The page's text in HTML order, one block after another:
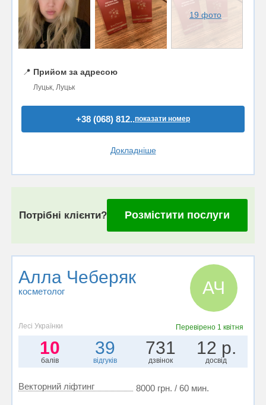
19 фото
📍 Прийом за адресою
Луцьк, Луцьк
+38 (068) 812..показати номер
Докладніше
Потрібні клієнти? Розмістити послуги
Алла Чеберяк
косметолог АЧ
Лесі Українки Перевірено 1 квітня
10
балів
39
відгуків
731
дзвінок
12 р.
досвід
Векторний ліфтинг 8000 грн. / 60 мин.